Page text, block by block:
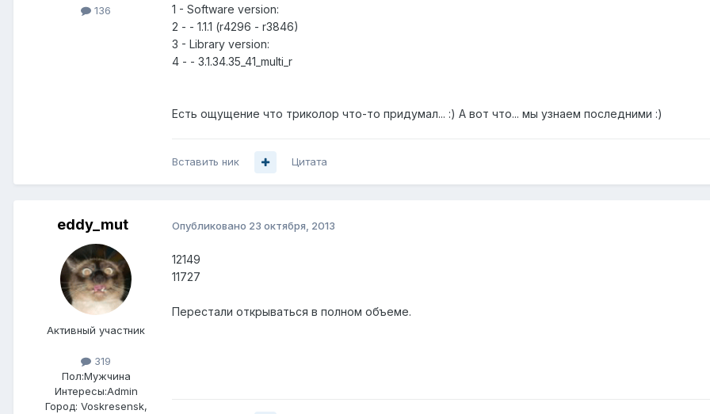
136
1 - Software version:
2 - - 1.1.1 (r4296 - r3846)
3 - Library version:
4 - - 3.1.34.35_41_multi_r
Есть ощущение что триколор что-то придумал... :) А вот что... мы узнаем последними :)
Вставить ник Цитата
eddy_mut
Активный участник
319
Пол:Мужчина
Интересы:Admin
Город: Voskresensk,
Опубликовано 23 октября, 2013
12149
11727
Перестали открываться в полном объеме.